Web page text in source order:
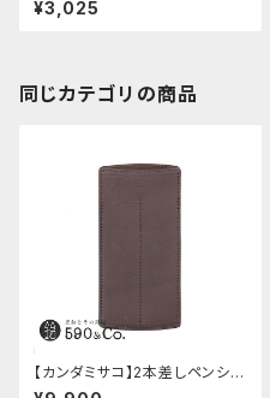
¥3,025
同じカテゴリの商品
【カンダミサコ】2本差しペンシー
ス・ミネルバボックス (カスター